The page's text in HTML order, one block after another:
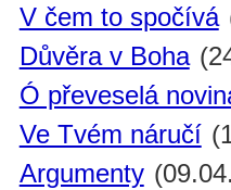
V čem to spočívá
Důvěra v Boha
Ó převeselá
Ve Tvém náručí
Argumenty